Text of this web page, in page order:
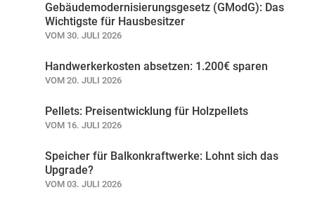
Gebäudemodernisierungsgesetz (GModG): Das
Wichtigste für Hausbesitzer
VOM 30. JULI 2026
Handwerkerkosten absetzen: 1.200€ sparen
VOM 20. JULI 2026
Pellets: Preisentwicklung für Holzpellets
VOM 16. JULI 2026
Speicher für Balkonkraftwerke: Lohnt sich das
Upgrade?
VOM 03. JULI 2026